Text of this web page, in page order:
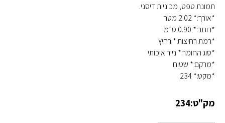
תמונת טפט, מכוניות דיסני.
*אורך:* 2.02 מטר
*רוחב:* 0.90 ס”מ
*רמת רחיצות:* רחיץ
*סוג החומר:* נייר איכותי
*מרקם:* שטוח
*מקט:* 234
מק"ט:234